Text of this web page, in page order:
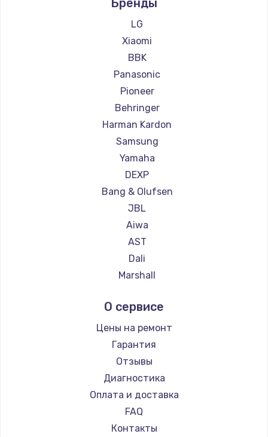
LG
Xiaomi
BBK
Panasonic
Pioneer
Behringer
Harman Kardon
Samsung
Yamaha
DEXP
Bang & Olufsen
JBL
Aiwa
AST
Dali
Marshall
О сервисе
Цены на ремонт
Гарантия
Отзывы
Диагностика
Оплата и доставка
FAQ
Контакты